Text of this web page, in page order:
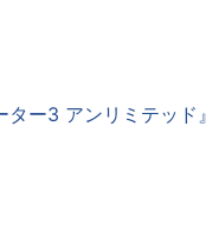
ター3 アンリミテッド